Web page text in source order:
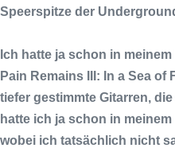
Speerspitze der
Ich hatte ja schon in
Pain Remains III: In a Sea of
tiefer gestimmte Gitarren,
hatte ich ja schon in
wobei ich tatsächlich nicht